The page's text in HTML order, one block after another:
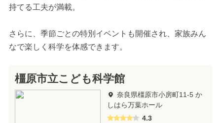
持てる工夫が満載。
さらに、季節ごとの特別イベントも開催され、家族みん
なで楽しく科学を体感できます。
橿原市立こども科学館
奈良県橿原市小房町11-5 か
しはら万葉ホール
4.3